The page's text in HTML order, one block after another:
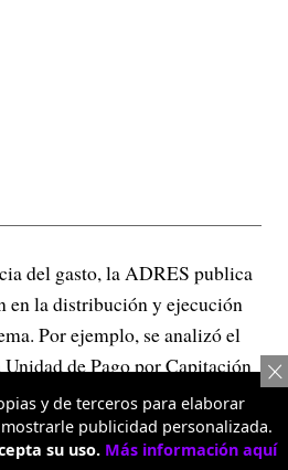
del gasto, la ADRES publica
en la distribución y ejecución
Por ejemplo, se analizó el
de Pago por Capitación
Al construir precios de
nivel de la IPS y mecanismo
tecnología en salud, se
y de terceros para elaborar
publicidad personalizada.
su uso. Más información aquí